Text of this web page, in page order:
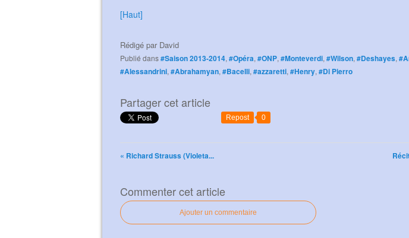
[Haut]
Rédigé par David
Publié dans#Saison 2013-2014, #Opéra, #ONP, #Monteverdi, #Wilson, #Deshayes,
#Alessandrini, #Abrahamyan, #Bacelli, #azzaretti, #Henry, #Di Pierro
Partager cet article
Repost 0
« Richard Strauss (Violeta...
Commenter cet article
Ajouter un commentaire